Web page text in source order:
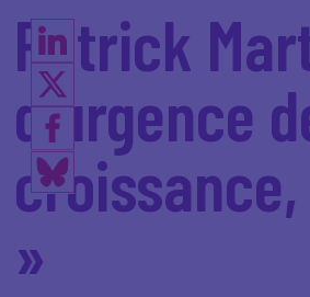
Patrick
d'urgence
»